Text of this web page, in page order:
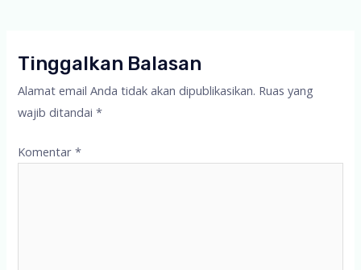
Tinggalkan Balasan
Alamat email Anda tidak akan dipublikasikan. Ruas yang
wajib ditandai*
Komentar*